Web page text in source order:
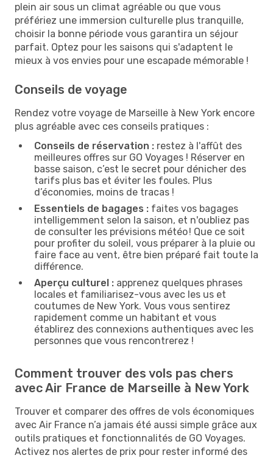
plein air sous un climat agréable ou que vous
préfériez une immersion culturelle plus tranquille,
choisir la bonne période vous garantira un séjour
parfait. Optez pour les saisons qui s'adaptent le
mieux à vos envies pour une escapade mémorable !
Conseils de voyage
Rendez votre voyage de Marseille à New York encore
plus agréable avec ces conseils pratiques :
Conseils de réservation : restez à l'affût des
meilleures offres sur GO Voyages ! Réserver en
basse saison, c’est le secret pour dénicher des
tarifs plus bas et éviter les foules. Plus
d’économies, moins de tracas !
Essentiels de bagages : faites vos bagages
intelligemment selon la saison, et n'oubliez pas
de consulter les prévisions météo ! Que ce soit
pour profiter du soleil, vous préparer à la pluie ou
faire face au vent, être bien préparé fait toute la
différence.
Aperçu culturel : apprenez quelques phrases
locales et familiarisez-vous avec les us et
coutumes de New York. Vous vous sentirez
rapidement comme un habitant et vous
établirez des connexions authentiques avec les
personnes que vous rencontrerez !
Comment trouver des vols pas chers
avec Air France de Marseille à New York
Trouver et comparer des offres de vols économiques
avec Air France n’a jamais été aussi simple grâce aux
outils pratiques et fonctionnalités de GO Voyages.
Activez nos alertes de prix pour rester informé des